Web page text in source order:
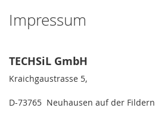
Impressum
TECHSiL GmbH
Kraichgaustrasse 5,
D-73765 Neuhausen auf der Fildern